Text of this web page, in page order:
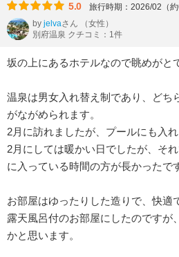
5.0
旅行時期：2026/02（約
by jelvaさん
（女性）
別府温泉 クチコミ：1件
坂の上にあるホテルなので眺めがと
温泉は男女入れ替え制であり、どち
がながめられます。
2月に訪れましたが、プールにも入れ
2月にしては暖かい日でしたが、そ
に入っている時間の方が長かったで
お部屋はゆったりした造りで、快適
露天風呂付のお部屋にしたのですが
かと思います。